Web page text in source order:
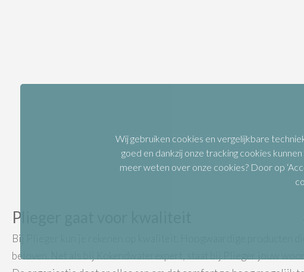
Plieger gaat voor kwaliteit
Bij Plieger kun je rekenen op kwaliteit. Hoogwaardige producten
beloven. Net als bij Kokendwaterexpert, staat bij Plieger jouw
Wij gebruiken cookies en vergelijkbare
goed en dankzij onze tracking cookies
meer weten over onze cookies? Door op